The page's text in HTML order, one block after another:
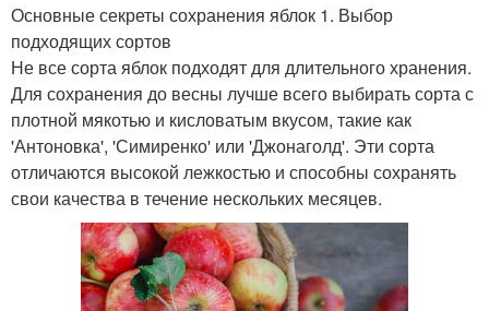
Основные секреты сохранения яблок 1. Выбор
подходящих сортов
Не все сорта яблок подходят для длительного хранения.
Для сохранения до весны лучше всего выбирать сорта с
плотной мякотью и кисловатым вкусом, такие как
'Антоновка', 'Симиренко' или 'Джонаголд'. Эти сорта
отличаются высокой лежкостью и способны сохранять
свои качества в течение нескольких месяцев.